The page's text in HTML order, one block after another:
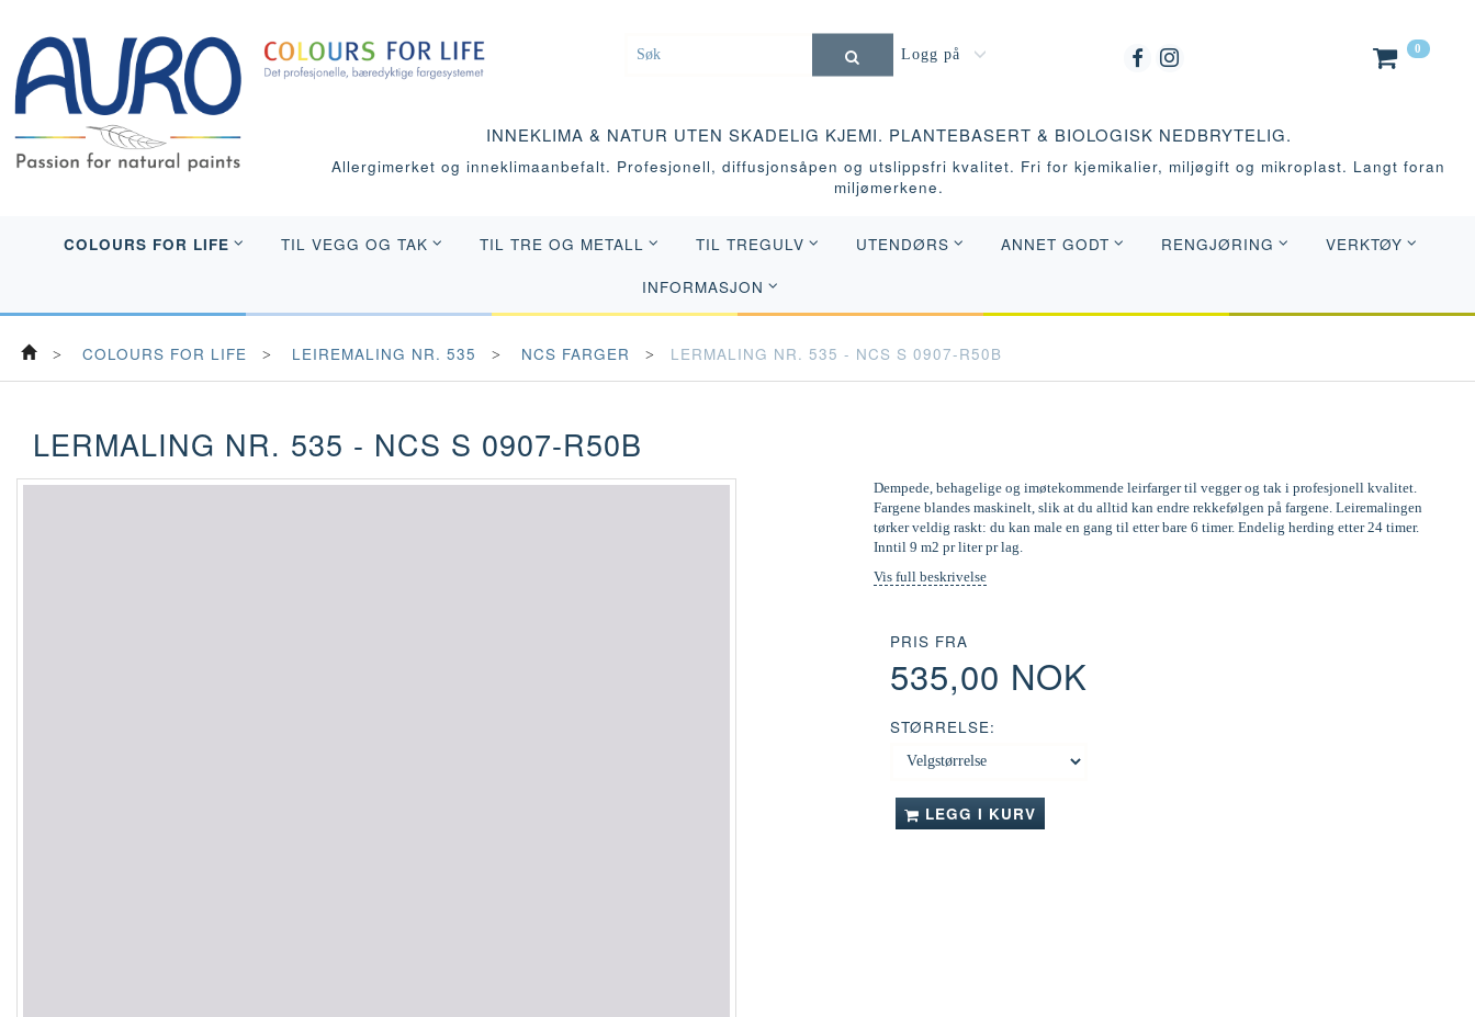
0
Logg på
INNEKLIMA & NATUR UTEN SKADELIG KJEMI. PLANTEBASERT & BIOLOGISK NEDBRYTELIG.
Allergimerket og inneklimaanbefalt. Profesjonell, diffusjonsåpen og utslippsfri kvalitet. Fri for kjemikalier, miljøgift og mikroplast. Langt foran
miljømerkene.
COLOURS FOR LIFE TIL VEGG OG TAK TIL TRE OG METALL TIL TREGULV UTENDØRS ANNET GODT RENGJØRING VERKTØY
INFORMASJON
COLOURS FOR LIFE LEIREMALING NR. 535 NCS FARGER LERMALING NR. 535 - NCS S 0907-R50B
LERMALING NR. 535 - NCS S 0907-R50B
Dempede, behagelige og imøtekommende leirfarger til vegger og tak i profesjonell kvalitet.
Fargene blandes maskinelt, slik at du alltid kan endre rekkefølgen på fargene. Leiremalingen
tørker veldig raskt: du kan male en gang til etter bare 6 timer. Endelig herding etter 24 timer.
Inntil 9 m2 pr liter pr lag.
Vis full beskrivelse
PRIS FRA
535,00 NOK
STØRRELSE:
LEGG I KURV